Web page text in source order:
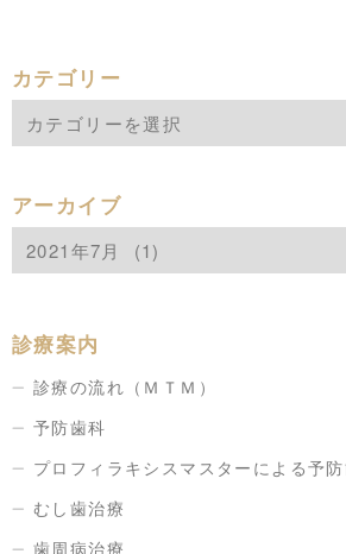
カテゴリー
アーカイブ
診療案内
診療の流れ（ＭＴＭ）
予防歯科
プロフィラキシスマスターによる予
むし歯治療
歯周病治療